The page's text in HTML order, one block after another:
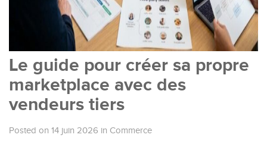
Le guide pour créer sa propre
marketplace avec des
vendeurs tiers
Posted on 14 juin 2026 in Commerce